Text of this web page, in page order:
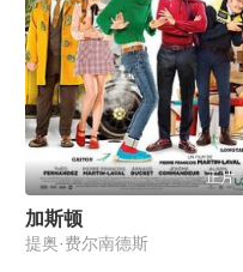
正片
加斯顿
提奥·费尔南德斯